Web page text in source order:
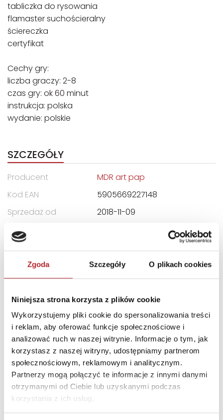
Zgoda Szczegóły O plikach cookies
Niniejsza strona korzysta z plików cookie
Wykorzystujemy pliki cookie do spersonalizowania treści
i reklam, aby oferować funkcje społecznościowe i
analizować ruch w naszej witrynie. Informacje o tym, jak
korzystasz z naszej witryny, udostępniamy partnerom
społecznościowym, reklamowym i analitycznym.
Partnerzy mogą połączyć te informacje z innymi danymi
otrzymanymi od Ciebie lub uzyskanymi podczas
korzystania z ich usług.
tabliczka do rysowania
flamaster suchościeralny
ściereczka
certyfikat
Cechy gry:
liczba graczy: 2-8
czas gry: ok 60 minut
instrukcja: polska
wydanie: polskie
SZCZEGÓŁY
Producent
MDR art pap
Kod EAN
5905669227148
Sprzedaż od
2018-11-09
Rodzaj
Kraj produkcji
PL
DANE OSOBY ODPOWIEDZIALNEJ
Nazwa
MDR DYSTRYBUCJA SPÓŁKA
Z OGRANICZONĄ
ODPOWIEDZIALNOŚCIĄ
SPÓŁKA KOMANDYTOWA
Ulica
Kod pocztowy
02-972